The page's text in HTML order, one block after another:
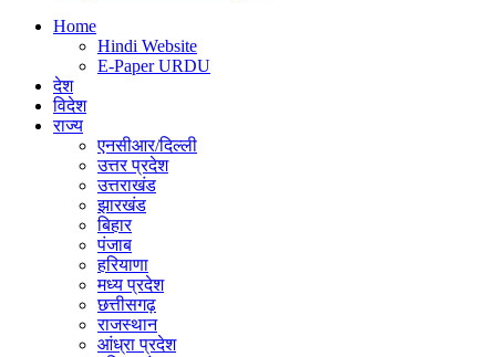
Home
Hindi Website
E-Paper URDU
देश
विदेश
राज्य
एनसीआर/दिल्ली
उत्तर प्रदेश
उत्तराखंड
झारखंड
बिहार
पंजाब
हरियाणा
मध्य प्रदेश
छत्तीसगढ़
राजस्थान
आंध्रा प्रदेश